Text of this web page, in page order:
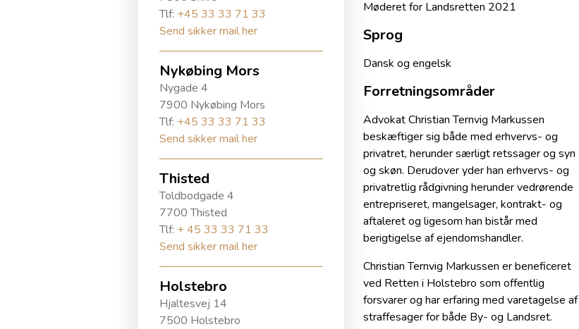
Tlf: +45 33 33 71 33
Send sikker mail her
Nykøbing Mors
Nygade 4
7900 Nykøbing Mors
Tlf: +45 33 33 71 33
Send sikker mail her
Thisted
Toldbodgade 4
7700 Thisted
Tlf: + 45 33 33 71 33
Send sikker mail her
Holstebro
Hjaltesvej 14
7500 Holstebro
Møderet for Landsretten 2021
Sprog
Dansk og engelsk
Forretningsområder
Advokat Christian Ternvig Markussen
beskæftiger sig både med erhvervs- og
privatret, herunder særligt retssager og syn
og skøn. Derudover yder han erhvervs- og
privatretlig rådgivning herunder vedrørende
entrepriseret, mangelsager, kontrakt- og
aftaleret og ligesom han bistår med
berigtigelse af ejendomshandler.
Christian Ternvig Markussen er beneficeret
ved Retten i Holstebro som offentlig
forsvarer og har erfaring med varetagelse af
straffesager for både By- og Landsret.